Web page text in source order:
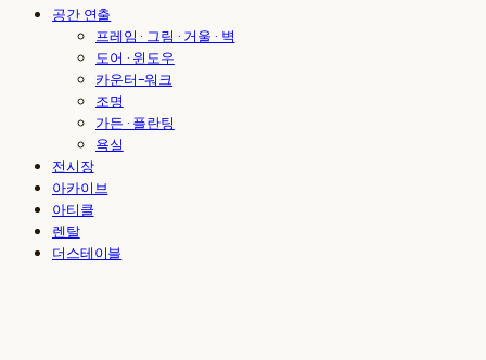
공간 연출
프레임 · 그림 · 거울 · 벽
도어 · 윈도우
카운터-워크
조명
가든 · 플란팅
욕실
전시장
아카이브
아티클
렌탈
더스테이블